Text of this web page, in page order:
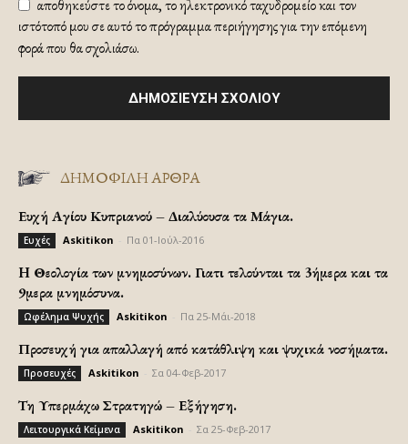
αποθηκεύστε το όνομα, το ηλεκτρονικό ταχυδρομείο και τον
ιστότοπό μου σε αυτό το πρόγραμμα περιήγησης για την επόμενη
φορά που θα σχολιάσω.
ΔΗΜΟΦΙΛΗ ΑΡΘΡΑ
Ευχή Αγίου Κυπριανού – Διαλύουσα τα Μάγια.
Ευχές Askitikon Πα 01-Ιούλ-2016
H Θεολογία των μνημοσύνων. Γιατι τελούνται τα 3ήμερα και τα
9μερα μνημόσυνα.
Ωφέλημα Ψυχής Askitikon Πα 25-Μάι-2018
Προσευχή για απαλλαγή από κατάθλιψη και ψυχικά νοσήματα.
Προσευχές Askitikon Σα 04-Φεβ-2017
Τη Υπερμάχω Στρατηγώ – Εξήγηση.
Λειτουργικά Κείμενα Askitikon Σα 25-Φεβ-2017